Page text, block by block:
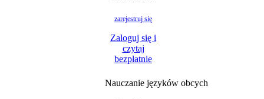
zarejestruj się
Zaloguj się i
czytaj
bezpłatnie
Nauczanie języków obcych